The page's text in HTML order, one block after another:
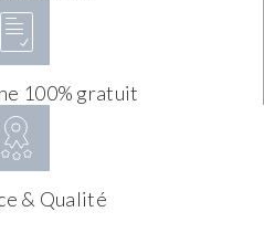
100% gratuit
& Qualité